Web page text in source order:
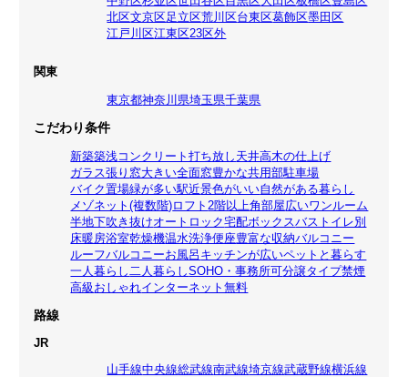
北区文京区足立区荒川区台東区葛飾区墨田区
江戸川区江東区23区外
関東
東京都神奈川県埼玉県千葉県
こだわり条件
新築築浅コンクリート打ち放し 天井高木の仕上げ
ガラス張り 窓大きい全面窓豊かな共用部駐車場
バイク置場緑が多い駅近景色がいい自然がある暮らし
メゾネット(複数階)ロフト 2階以上角部屋広いワンルーム
半地下吹き抜けオートロック宅配ボックスバストイレ別
床暖房浴室乾燥機温水洗浄便座豊富な収納バルコニー
ルーフバルコニーお風呂 キッチンが広いペットと暮らす
一人暮らし 二人暮らしSOHO・事務所可分譲タイプ禁煙
高級 おしゃれインターネット無料
路線
JR
山手線中央線総武線南武線埼京線武蔵野線横浜線